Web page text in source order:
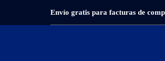
Envío gratis para facturas de
PRODUCTOSREPUESTOS,